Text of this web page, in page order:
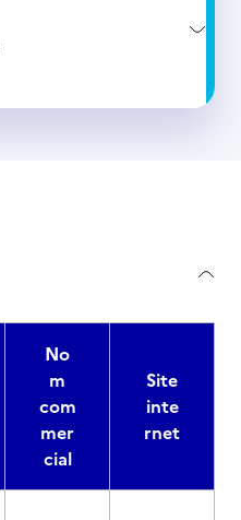
No
m
com
mer
cial
Site
inte
rnet